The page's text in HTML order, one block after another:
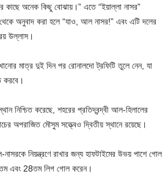
কাছে অনেক কিছু বোঝায়।” এতে “ইয়াল্লা নাসর”
অনুবাদ করা হলে “যাও, আল নাসর!” এবং এটি দলের
উল্লাস।
মাত্র দুই দিন পর রোনালদো ট্রফিটি তুলে নেন, যা
করবে।
নিশ্চিত করেছে, শহরের প্রতিদ্বন্দ্বী আল-হিলালের
অপরাজিত মৌসুম সত্ত্বেও দ্বিতীয় স্থানে রয়েছে।
নিয়ন্ত্রণে রাখার জন্য হাফটাইমের উভয় পাশে গোল
এবং 28তম লিগ গোল করেন।